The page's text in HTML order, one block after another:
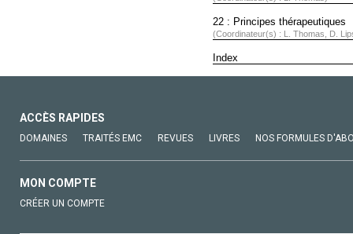
22 : Principes thérapeutiques
(Coordinateur(s) : L. Thomas, D.
Index
ACCÈS RAPIDES
DOMAINES TRAITÉS EMC REVUES LIVRES NOS FORMULES
MON COMPTE
CRÉER UN COMPTE